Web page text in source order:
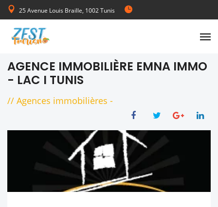
25 Avenue Louis Braille, 1002 Tunis
de Lundi au Vendredi 08:00-17:00
AGENCE IMMOBILIÈRE EMNA IMMO
- LAC I TUNIS
// Agences immobilières -